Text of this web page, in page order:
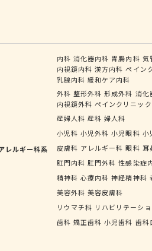
内科 消化器内科 胃腸内科 気
内視鏡内科 漢方内科 ペイン
乳腺内科 緩和ケア内科
外科 整形外科 形成外科 消化
内視鏡外科 ペインクリニッ
産婦人科 産科 婦人科
小児科 小児外科 小児眼科 小
レルギー科系
皮膚科 アレルギー科 眼科 耳
肛門内科 肛門外科 性感染症
精神科 心療内科 神経精神科
美容外科 美容皮膚科
リウマチ科 リハビリテーシ
歯科 矯正歯科 小児歯科 歯科